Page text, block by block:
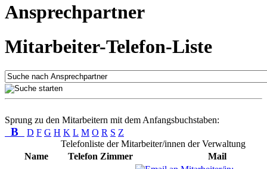
Ansprechpartner
Mitarbeiter-Telefon-Liste
Sprung zu den Mitarbeitern mit dem Anfangsbuchstaben:
B D F G H K L M O R S Z
Telefonliste der Mitarbeiter/innen der Verwaltung
Name
Telefon Zimmer
Mail